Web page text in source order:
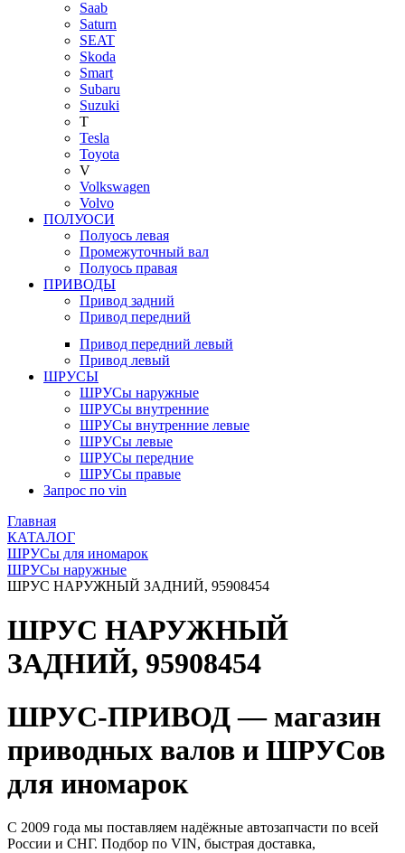
Saab
Saturn
SEAT
Skoda
Smart
Subaru
Suzuki
T
Tesla
Toyota
V
Volkswagen
Volvo
ПОЛУОСИ
Полуось левая
Промежуточный вал
Полуось правая
ПРИВОДЫ
Привод задний
Привод передний
Привод передний левый
Привод левый
ШРУСЫ
ШРУСы наружные
ШРУСы внутренние
ШРУСы внутренние левые
ШРУСы левые
ШРУСы передние
ШРУСы правые
Запрос по vin
Главная
КАТАЛОГ
ШРУСы для иномарок
ШРУСы наружные
ШРУС НАРУЖНЫЙ ЗАДНИЙ, 95908454
ШРУС НАРУЖНЫЙ
ЗАДНИЙ, 95908454
ШРУС-ПРИВОД — магазин
приводных валов и ШРУСов
для иномарок
С 2009 года мы поставляем надёжные автозапчасти по всей
России и СНГ. Подбор по VIN, быстрая доставка,